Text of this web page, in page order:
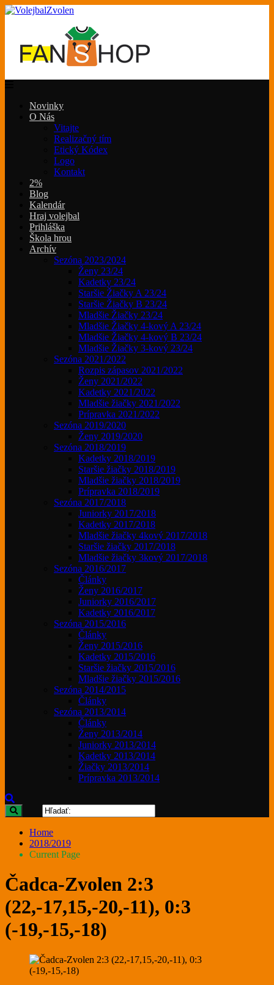
Novinky
O Nás
Vitajte
Realizačný tím
Etický Kódex
Logo
Kontakt
2%
Blog
Kalendár
Hraj volejbal
Prihláška
Škola hrou
Archív
Sezóna 2023/2024
Ženy 23/24
Kadetky 23/24
Staršie Žiačky A 23/24
Staršie Žiačky B 23/24
Mladšie Žiačky 23/24
Mladšie Žiačky 4-kový A 23/24
Mladšie Žiačky 4-kový B 23/24
Mladšie Žiačky 3-kový 23/24
Sezóna 2021/2022
Rozpis zápasov 2021/2022
Ženy 2021/2022
Kadetky 2021/2022
Mladšie žiačky 2021/2022
Prípravka 2021/2022
Sezóna 2019/2020
Ženy 2019/2020
Sezóna 2018/2019
Kadetky 2018/2019
Staršie žiačky 2018/2019
Mladšie žiačky 2018/2019
Prípravka 2018/2019
Sezóna 2017/2018
Juniorky 2017/2018
Kadetky 2017/2018
Mladšie žiačky 4kový 2017/2018
Staršie žiačky 2017/2018
Mladšie žiačky 3kový 2017/2018
Sezóna 2016/2017
Články
Ženy 2016/2017
Juniorky 2016/2017
Kadetky 2016/2017
Sezóna 2015/2016
Články
Ženy 2015/2016
Kadetky 2015/2016
Staršie žiačky 2015/2016
Mladšie žiačky 2015/2016
Sezóna 2014/2015
Články
Sezóna 2013/2014
Články
Ženy 2013/2014
Juniorky 2013/2014
Kadetky 2013/2014
Žiačky 2013/2014
Prípravka 2013/2014
Home
2018/2019
Current Page
Čadca-Zvolen 2:3
(22,-17,15,-20,-11), 0:3
(-19,-15,-18)